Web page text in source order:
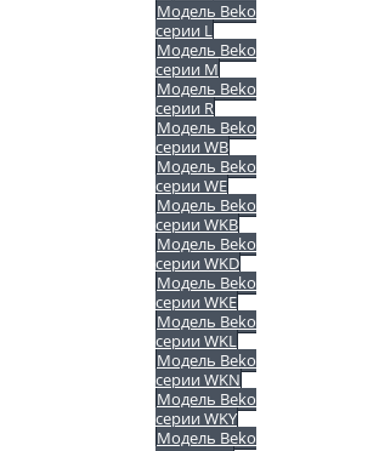
Модель Beko
серии L
Модель Beko
серии M
Модель Beko
серии R
Модель Beko
серии WB
Модель Beko
серии WE
Модель Beko
серии WKB
Модель Beko
серии WKD
Модель Beko
серии WKE
Модель Beko
серии WKL
Модель Beko
серии WKN
Модель Beko
серии WKY
Модель Beko